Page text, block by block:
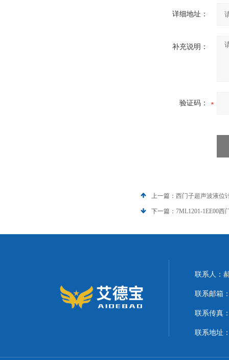
详细地址：
补充说明：
验证码：
上一篇： 西门子超声波液位
下一篇： 7ML1201-1EE00西
联系人：
联系邮箱
联系传真
联系地址